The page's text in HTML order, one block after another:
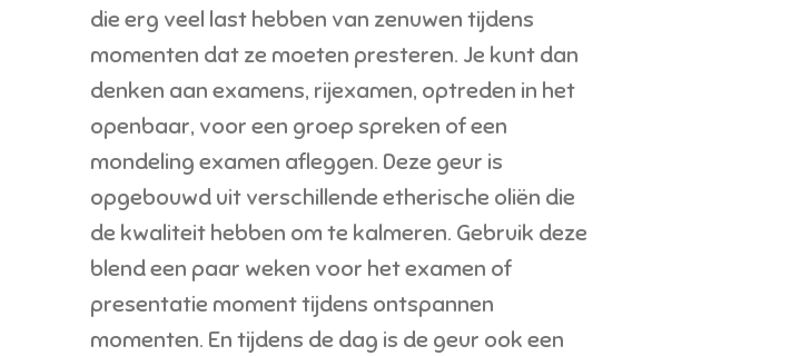
die erg veel last hebben van zenuwen tijdens
momenten dat ze moeten presteren. Je kunt dan
denken aan examens, rijexamen, optreden in het
openbaar, voor een groep spreken of een
mondeling examen afleggen. Deze geur is
opgebouwd uit verschillende etherische oliën die
de kwaliteit hebben om te kalmeren. Gebruik deze
blend een paar weken voor het examen of
presentatie moment tijdens ontspannen
momenten. En tijdens de dag is de geur ook een